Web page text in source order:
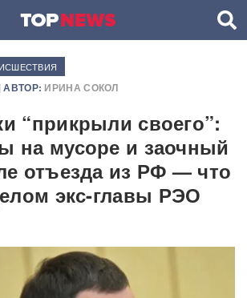
АВТОР: ИРИНА СОКОЛ
“прикрыли своего”:
на мусоре и заочный
отъезда из РФ — что
экс-главы РЭО